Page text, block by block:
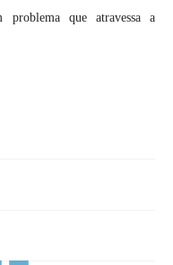
problema que atravessa a